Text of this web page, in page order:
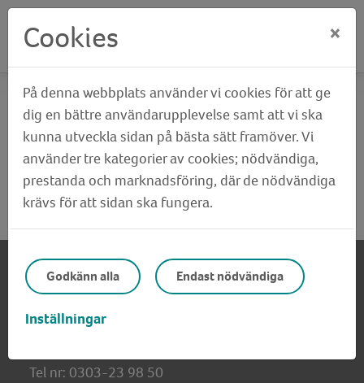
Sidan kunde inte hittas
Sidan kunde inte hittas
Sidan du sökte kunde tyvärr inte hittas.
Kontakta oss
Tel nr: 0303-23 98 50
Cookies ×
På denna webbplats använder vi cookies för att ge
dig en bättre användarupplevelse samt att vi ska
kunna utveckla sidan på bästa sätt framöver. Vi
använder tre kategorier av cookies; nödvändiga,
prestanda och marknadsföring, där de nödvändiga
krävs för att sidan ska fungera.
Godkänn alla Endast nödvändiga
Inställningar